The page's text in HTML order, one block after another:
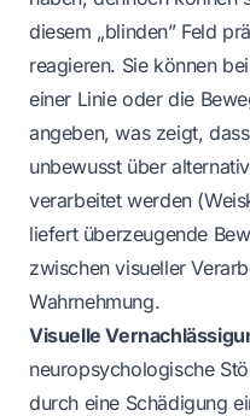
diesem „blinden” Feld
reagieren. Sie können
einer Linie oder die
angeben, was zeigt,
unbewusst über
verarbeitet werden
liefert überzeugende
zwischen visueller
Wahrnehmung.
Visuelle
neuropsychologische
durch eine Schädigung